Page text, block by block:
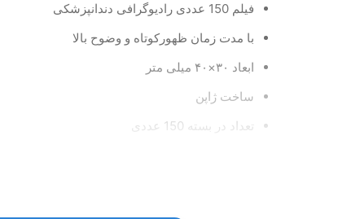
فیلم 150 عددی رادیوگرافی دندانپزشکی
با مدت زمان ظهورکوتاه و وضوح بالا
ابعاد ۳۰×۴۰ میلی متر
ساخت ژاپن
تعداد در بسته 150 عددی